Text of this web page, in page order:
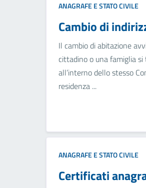
ANAGRAFE E STATO CIVILE
Cambio di
Il cambio di abitazione
cittadino o una famiglia
all’interno dello stesso
residenza ...
ANAGRAFE E STATO CIVILE
Certificati